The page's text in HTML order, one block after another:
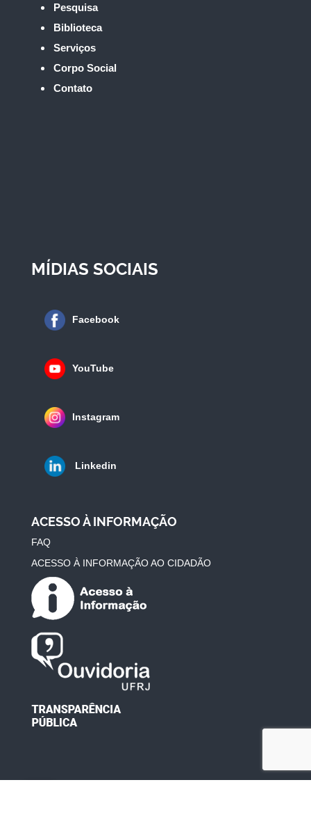
Pesquisa
Biblioteca
Serviços
Corpo Social
Contato
MÍDIAS SOCIAIS
Facebook
YouTube
Instagram
Linkedin
ACESSO À INFORMAÇÃO
FAQ
ACESSO À INFORMAÇÃO AO CIDADÃO